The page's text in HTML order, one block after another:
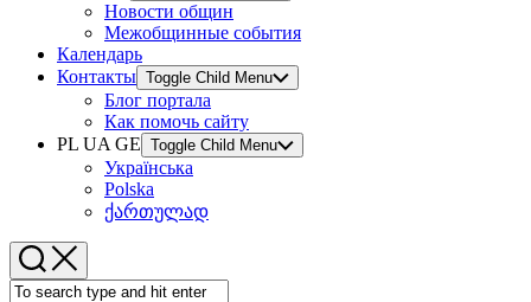
Новости общин
Межобщинные события
Календарь
Контакты Toggle Child Menu
Блог портала
Как помочь сайту
PL UA GE Toggle Child Menu
Українська
Polska
ქართულად